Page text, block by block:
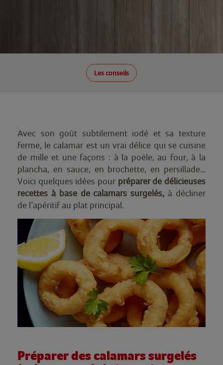
Les conseils
Avec son goût subtilement iodé et sa texture
ferme, le calamar est un vrai délice qui se cuisine
de mille et une façons : à la poêle, au four, à la
plancha, en sauce, en brochette, en persillade…
Voici quelques idées pour préparer de délicieuses
recettes à base de calamars surgelés, à décliner
de l’apéritif au plat principal.
Préparer des calamars surgelés